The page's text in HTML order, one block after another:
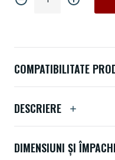
COMPATIBILITATE
DESCRIERE
DIMENSIUNI ȘI